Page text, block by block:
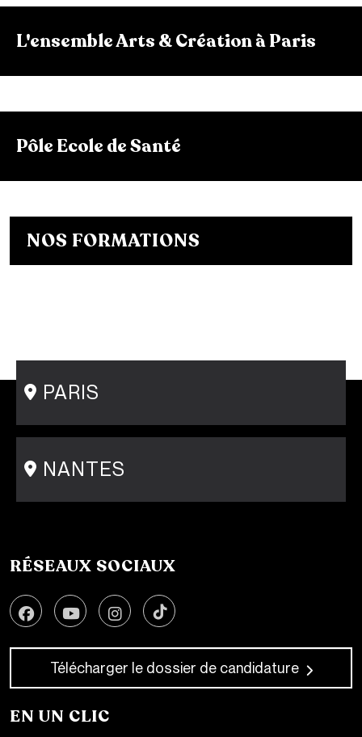
L'ensemble Arts & Création à Paris
Pôle Ecole de Santé
NOS FORMATIONS
Bachelor Designer de mode
PARIS
15 rue Gambey - 75011
+33 1 86 47 29 92
NANTES
31-33 rue Saint Léonard
RÉSEAUX SOCIAUX
Télécharger le dossier de candidature
EN UN CLIC